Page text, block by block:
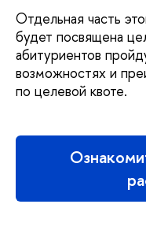
Отдельная часть
будет посвящена
абитуриентов
возможностях и
по целевой квоте.